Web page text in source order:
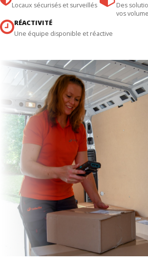
Locaux sécurisés et surveillés
Des
vos
RÉACTIVITÉ
Une équipe disponible et réactive